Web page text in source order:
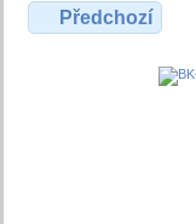
Předchozí